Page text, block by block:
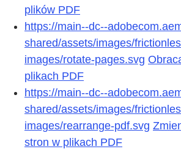
plików PDF
https://main--dc--
shared/assets/images/
images/rotate-pages.svg
plikach PDF
https://main--dc--
shared/assets/images/
images/rearrange-pdf.svg
stron w plikach PDF